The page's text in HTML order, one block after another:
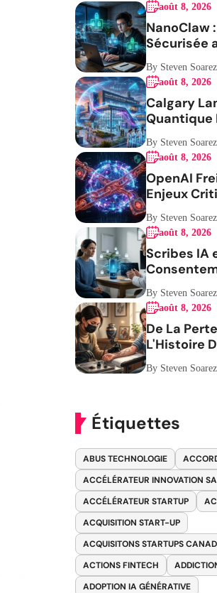
août 8, 2026
NanoClaw
Sécurisée
By Steven Soarez
août 8, 2026
Calgary
Quantique
Canada
By Steven Soarez
août 8, 2026
OpenAI
Enjeux
By Steven Soarez
août 8, 2026
Scribes IA
en Question
By Steven Soarez
août 8, 2026
De La
L'Histoire
Tattoos
By Steven Soarez
Étiquettes
ABUS TECHNOLOGIE
ACCÉLÉRATEUR INNOVATION
ACCÉLÉRATEUR STARTUP
ACQUISITION START-UP
ACQUISITONS STARTUPS
ACTIONS FINTECH
ADOPTION IA GÉNÉRATIVE